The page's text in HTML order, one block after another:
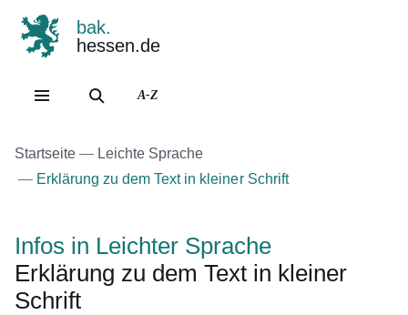
bak.
hessen.de
A-Z
Startseite
Leichte Sprache
Erklärung zu dem Text in kleiner Schrift
Infos in Leichter Sprache
Erklärung zu dem Text in kleiner
Schrift